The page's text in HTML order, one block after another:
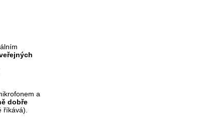
a
dobře
říkává).